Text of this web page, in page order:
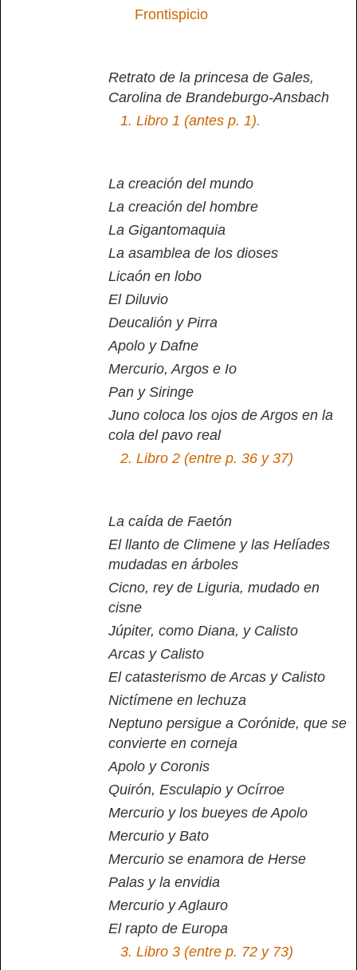
Frontispicio
Retrato de la princesa de Gales,
Carolina de Brandeburgo-Ansbach
1. Libro 1 (antes p. 1).
La creación del mundo
La creación del hombre
La Gigantomaquia
La asamblea de los dioses
Licaón en lobo
El Diluvio
Deucalión y Pirra
Apolo y Dafne
Mercurio, Argos e Io
Pan y Siringe
Juno coloca los ojos de Argos en la
cola del pavo real
2. Libro 2 (entre p. 36 y 37)
La caída de Faetón
El llanto de Climene y las Helíades
mudadas en árboles
Cicno, rey de Liguria, mudado en
cisne
Júpiter, como Diana, y Calisto
Arcas y Calisto
El catasterismo de Arcas y Calisto
Nictímene en lechuza
Neptuno persigue a Corónide, que se
convierte en corneja
Apolo y Coronis
Quirón, Esculapio y Ocírroe
Mercurio y los bueyes de Apolo
Mercurio y Bato
Mercurio se enamora de Herse
Palas y la envidia
Mercurio y Aglauro
El rapto de Europa
3. Libro 3 (entre p. 72 y 73)